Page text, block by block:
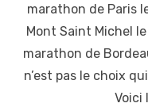
marathon de Paris
Mont Saint Michel
marathon de
n’est pas le choix
Voici